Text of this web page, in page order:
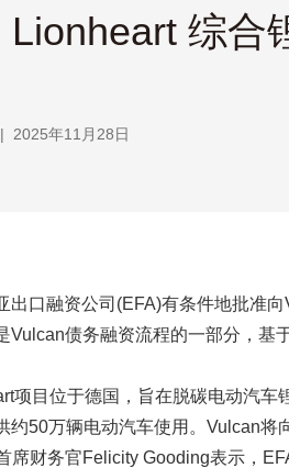
Lionheart 综合
| 2025年11月28日
出口融资公司(EFA)有条件地批准
Vulcan债务融资流程的一部分，基
项目位于德国，旨在脱碳电动汽
约50万辆电动汽车使用。Vulcan将
席财务官Felicity Gooding表示，